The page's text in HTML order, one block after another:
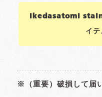
Ikedasatomi
イテ
※（重要）破損して届